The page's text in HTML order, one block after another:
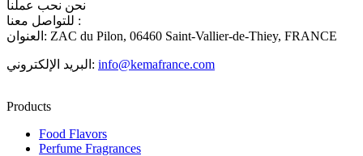
نحن نحب عملنا
للتواصل معنا :
العنوان: ZAC du Pilon, 06460 Saint-Vallier-de-Thiey, FRANCE
البريد الإلكتروني: info@kemafrance.com
Products
Food Flavors
Perfume Fragrances